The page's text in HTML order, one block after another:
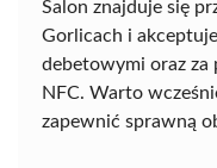
Salon znajduje się
Gorlicach i
debetowymi oraz za
NFC. Warto
zapewnić sprawną